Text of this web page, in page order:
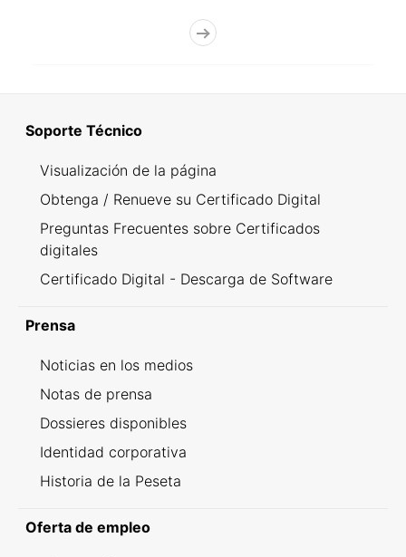
Soporte Técnico
Visualización de la página
Obtenga / Renueve su Certificado Digital
Preguntas Frecuentes sobre Certificados
digitales
Certificado Digital - Descarga de Software
Prensa
Noticias en los medios
Notas de prensa
Dossieres disponibles
Identidad corporativa
Historia de la Peseta
Oferta de empleo